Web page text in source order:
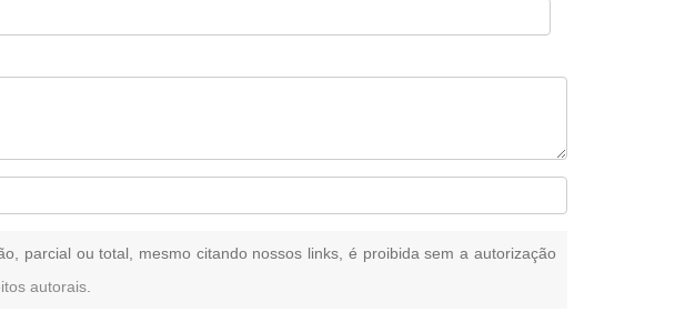
parcial ou total, mesmo citando nossos links, é proibida sem a autorização
autorais